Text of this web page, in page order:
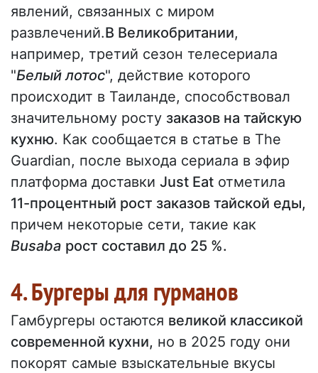
явлений, связанных с миром
развлечений.В Великобритании,
например, третий сезон телесериала
"Белый лотос", действие которого
происходит в Таиланде, способствовал
значительному росту заказов на тайскую
кухню. Как сообщается в статье в The
Guardian, после выхода сериала в эфир
платформа доставки Just Eat отметила
11-процентный рост заказов тайской еды,
причем некоторые сети, такие как
Busaba рост составил до 25 %.
4. Бургеры для гурманов
Гамбургеры остаются великой классикой
современной кухни, но в 2025 году они
покорят самые взыскательные вкусы